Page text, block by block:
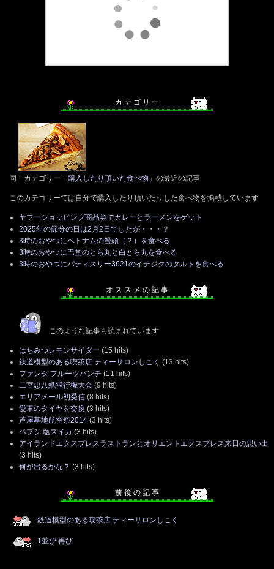
カ テ ゴ リ ー
同一カテゴリー「購入したり頂いた食べ物 」の最近の記事
このカテゴリーでは自分で購入したり頂いたりした食べ物を掲載しています
ヤフーショッピング商品券でカレーとラーメンをゲット
2025年の節分の日は2月2日でしたが・・・？
3時のおやつにベトナムの饅頭（？）を食べる
3時のおやつに巴堂のとら丸と白とら丸を食べる
3時のおやつにパティスリー3621のイチジクのタルトを食べる
オ ス ス メ の 記 事
このような記事も読まれています
はちみつレモンサイダー (15 hits)
鉄道模型のある喫茶店 ティーサロンしこく (13 hits)
ファンタ フルーツパンチ (11 hits)
二宮忠八紙飛行機大会 (9 hits)
エリアメール初受信 (8 hits)
愛車のタイヤを交換 (3 hits)
芦屋基地航空祭2014 (3 hits)
ペプシ 塩スイカ (3 hits)
アイランドエクスプレスラストランとオリエントエクスプレス来日の思い出
(3 hits)
何が出るかな？ (3 hits)
前 後 の 記 事
鉄道模型のある喫茶店 ティーサロンしこく
1並び 再び